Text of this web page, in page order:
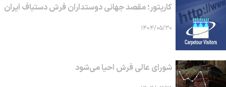
کارپتور؛ مقصد جهانی دوستداران فرش دستباف ایران
۱۴۰۴/۰۵/۳۰
شورای عالی فرش احیا می‌شود